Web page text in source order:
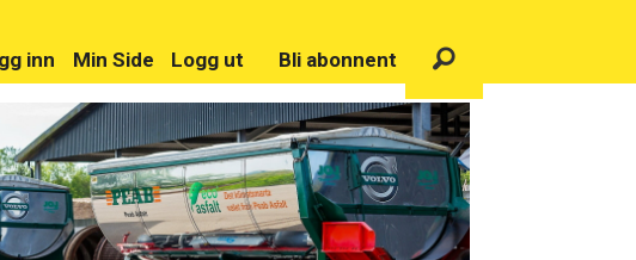
inn Min Side Logg ut Bli abonnent